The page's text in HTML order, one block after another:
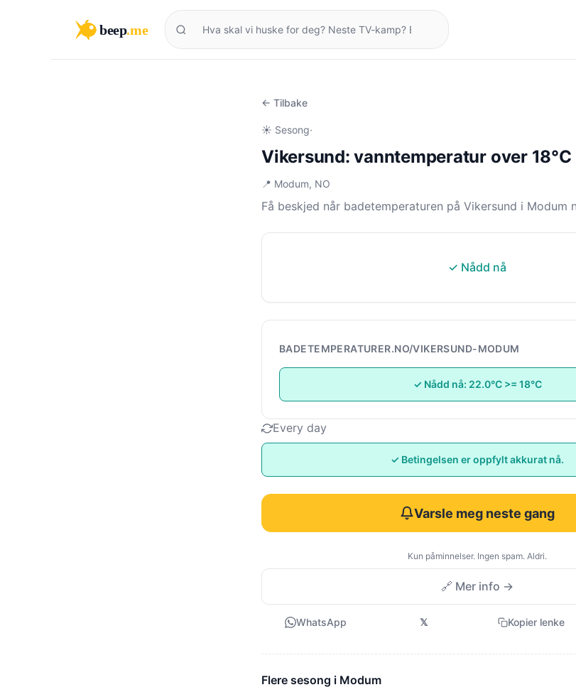
beep.me
← Tilbake
☀️ Sesong·
Vikersund: vanntemperatur over
📍 Modum, NO
Få beskjed når badetemperaturen på Vikersund i Modum
✓ Nådd nå
BADETEMPERATURER.NO/VIKERSUND-MODUM
✓ Nådd nå: 22.0°C >= 18°C
Every day
✓ Betingelsen er oppfylt akkurat nå.
Varsle meg neste gang
Kun påminnelser. Ingen spam. Aldri.
🔗 Mer info →
WhatsApp 𝕏 Kopier lenke
Flere sesong i Modum